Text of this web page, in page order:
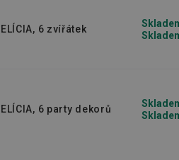
6 zvířátek
6 party dekorů